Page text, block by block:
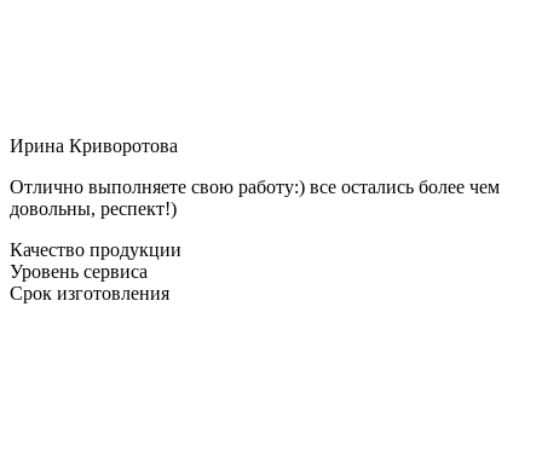
Ирина Криворотова
Отлично выполняете свою работу:) все остались более чем
довольны, респект!)
Качество продукции
Уровень сервиса
Срок изготовления